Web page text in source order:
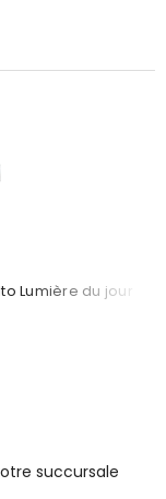
Lumière du jour
succursale